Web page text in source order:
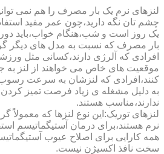
لنزهای نرم یک بار مصرف را هم نمی
چشم تان نگه دارید،چون عمر مفید
یک روز است و شب،هنگام خواب،باید دور
بار مصرف که نسبت به مدل های دیگر
افرادی که آلرژی دارند،کسانی مثل
موقعیت های خاص می خواهند از لنز به
کنند،افرادی که لنزشان به سرعت
به دلیل مشغله ی زیاد فرصت تمیز کردن
ندارند،مناسب هستند.
لنزهای توریک:این نوع لنزها که معمولاً
نرم هستند،برای درمان آستیگماتیسم
همه کارایی برای اصلاح عیوب
سخت نافذ اکسیژن نیست.